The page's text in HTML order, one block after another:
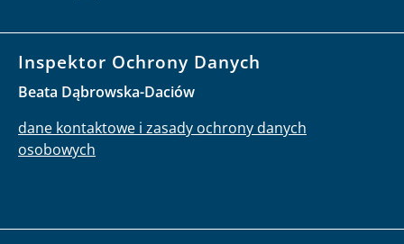
Inspektor Ochrony Danych
Beata Dąbrowska-Daciów
dane kontaktowe i zasady ochrony danych
osobowych